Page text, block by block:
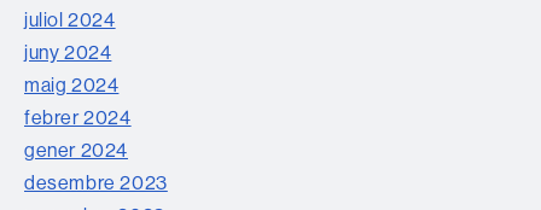
juliol 2024
juny 2024
maig 2024
febrer 2024
gener 2024
desembre 2023